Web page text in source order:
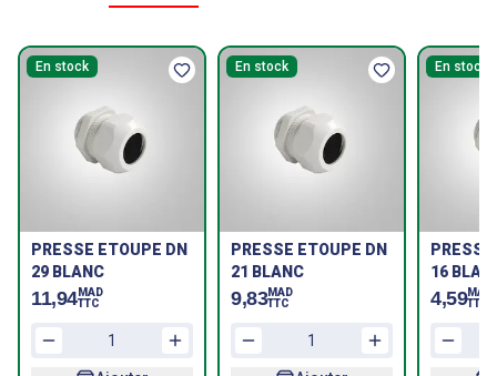
En stock
PRESSE ETOUPE DN
29 BLANC
11,94 MAD
TTC
En stock
PRESSE ETOUPE DN
21 BLANC
9,83MAD
TTC
En stock
16
4,59MAD
TTC